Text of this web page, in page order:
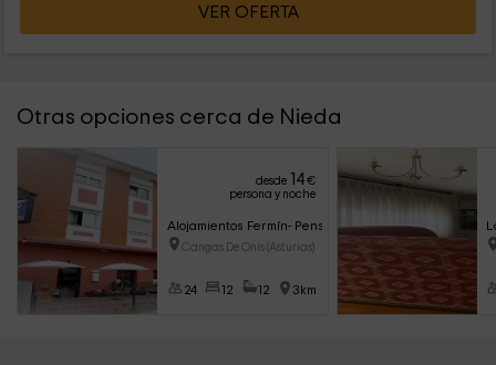
VER OFERTA
Otras opciones cerca de Nieda
desde 14€
persona y noche
Alojamientos Fermín- Pensión
Cangas De Onis (Asturias)
24 12 12 3km